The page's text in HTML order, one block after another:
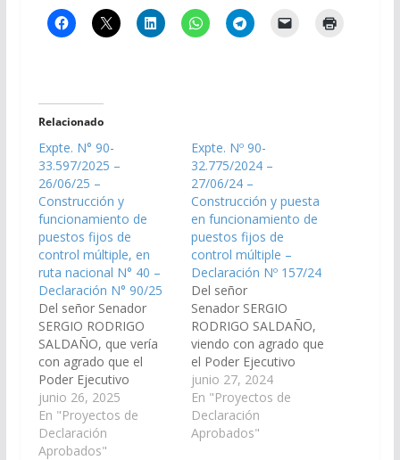
Relacionado
Expte. N° 90-
33.597/2025 –
26/06/25 –
Construcción y
funcionamiento de
puestos fijos de
control múltiple, en
ruta nacional N° 40 –
Declaración N° 90/25
Del señor Senador
SERGIO RODRIGO
SALDAÑO, que vería
con agrado que el
Poder Ejecutivo
Provincial, a través de
las autoridades
correspondientes,
gestione la obra:
junio 26, 2025
En "Proyectos de
Declaración
Aprobados"
Expte. Nº 90-
32.775/2024 –
27/06/24 –
Construcción y puesta
en funcionamiento de
puestos fijos de
control múltiple –
Declaración Nº 157/24
Del señor
Senador SERGIO
RODRIGO SALDAÑO,
viendo con agrado que
el Poder Ejecutivo
Provincial, y por
intermedio de este, se
gestione la obra:
construcción y puesta
junio 27, 2024
En "Proyectos de
Declaración
Aprobados"